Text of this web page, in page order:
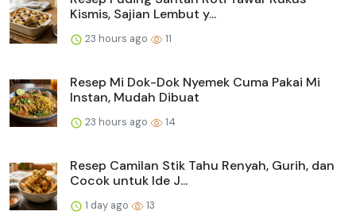
Kismis, Sajian Lembut y...
23 hours ago 11
Resep Mi Dok-Dok Nyemek Cuma Pakai Mi
Instan, Mudah Dibuat
23 hours ago 14
Resep Camilan Stik Tahu Renyah, Gurih, dan
Cocok untuk Ide J...
1 day ago 13